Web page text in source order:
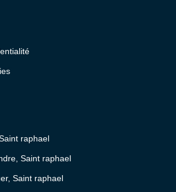
raphael
Saint raphael
Saint raphael